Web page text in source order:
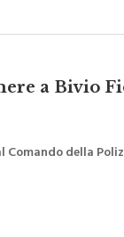
a Bivio
della